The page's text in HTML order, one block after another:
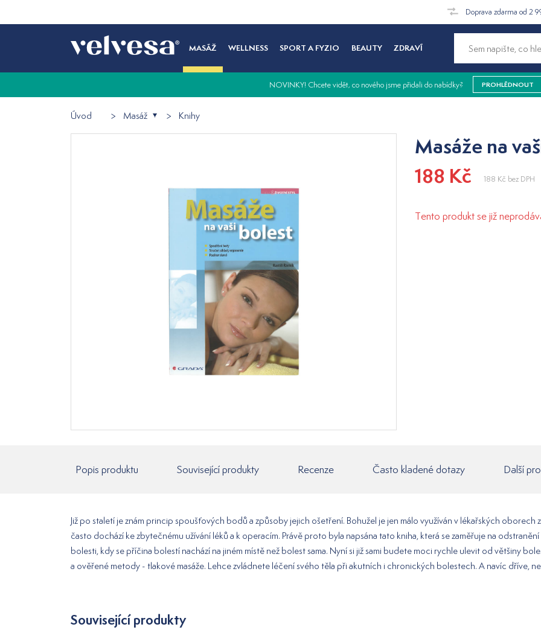
Doprava zdarma od 2
MASÁŽ WELLNESS SPORT A FYZIO BEAUTY ZDRAVÍ
NOVINKY! Chcete vidět, co nového jsme přidali do nabídky? PROHLÉDNOUT
Úvod Masáž Knihy
Masáže na
188 Kč
188 Kč bez DPH
Tento produkt se již
Popis produktu Související produkty Recenze Často kladené dotazy Další
Již po staletí je znám princip spoušťových bodů a způsoby jejich ošetření. Bohužel je jen málo využíván v lékařských
často dochází ke zbytečnému užívání léků a k operacím. Právě proto byla napsána tato kniha, která se zaměřuje na
bolesti, kdy se příčina bolestí nachází na jiném místě než bolest sama. Nyní si již sami budete moci rychle ulevit od většiny
a ověřené metody - tlakové masáže. Lehce zvládnete léčení svého těla při akutních i chronických bolestech. A navíc dříve,
Související produkty